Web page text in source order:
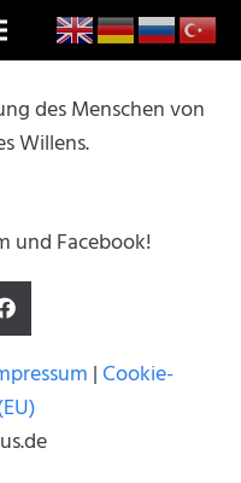
des Menschen von
Willens.
und Facebook!
| Cookie-